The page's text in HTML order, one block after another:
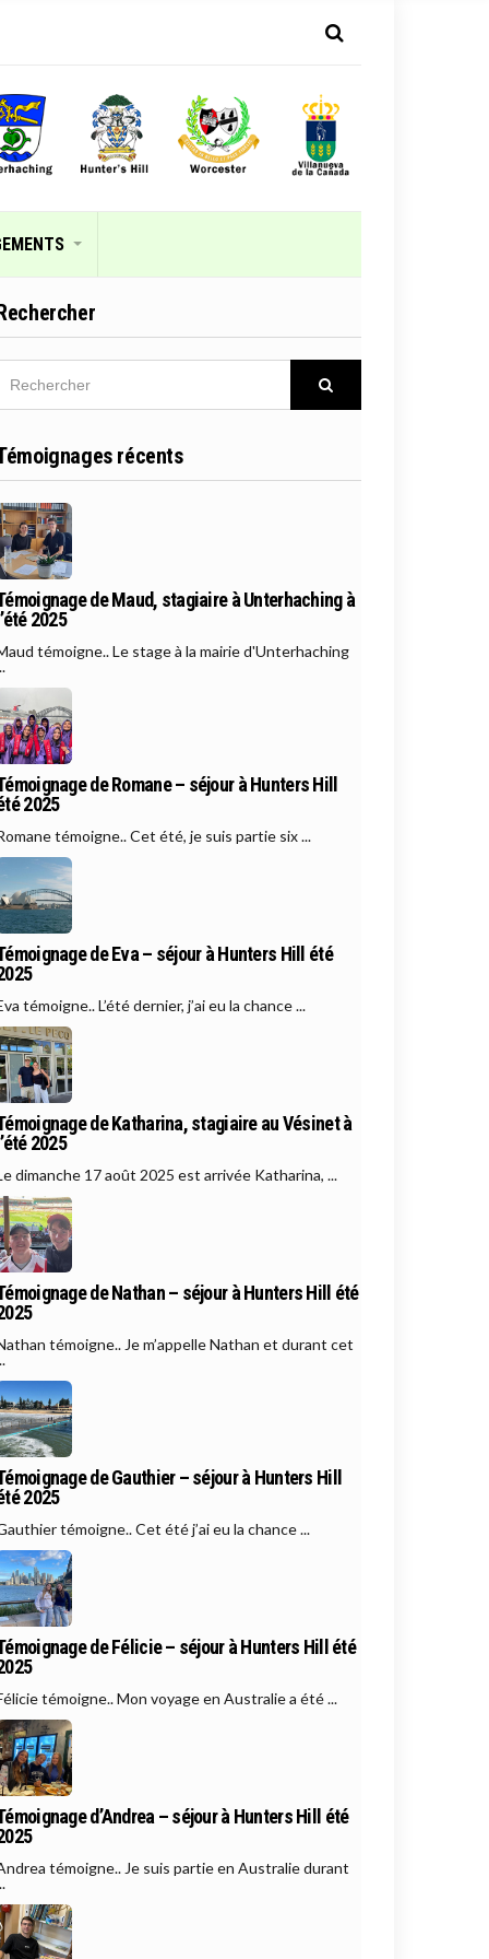
récents
de Maud, stagiaire à Unterhaching à
2025
témoigne.. Le stage à la mairie d'Unterhaching
de Romane – séjour à Hunters Hill
2025
témoigne.. Cet été, je suis partie six ...
de Eva – séjour à Hunters Hill été
témoigne.. L’été dernier, j’ai eu la chance ...
de Katharina, stagiaire au Vésinet à
2025
dimanche 17 août 2025 est arrivée Katharina, ...
de Nathan – séjour à Hunters Hill été
témoigne.. Je m’appelle Nathan et durant cet
de Gauthier – séjour à Hunters Hill
2025
témoigne.. Cet été j’ai eu la chance ...
de Félicie – séjour à Hunters Hill été
témoigne.. Mon voyage en Australie a été ...
d’Andrea – séjour à Hunters Hill été
témoigne.. Je suis partie en Australie durant